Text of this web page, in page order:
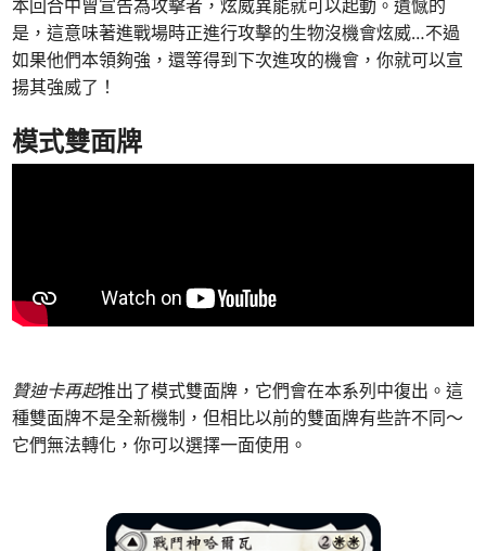
本回合中曾宣告為攻擊者，炫威異能就可以起動。遺憾的
是，這意味著進戰場時正進行攻擊的生物沒機會炫威…不過
如果他們本領夠強，還等得到下次進攻的機會，你就可以宣
揚其強威了！
模式雙面牌
贊迪卡再起推出了模式雙面牌，它們會在本系列中復出。這
種雙面牌不是全新機制，但相比以前的雙面牌有些許不同～
它們無法轉化，你可以選擇一面使用。